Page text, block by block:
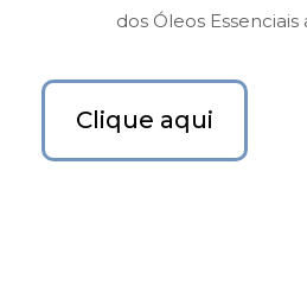
dos Óleos Essenciais
Clique aqui